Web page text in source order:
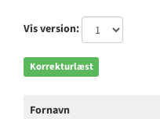
Vis version:
Korrekturlæst
Fornavn